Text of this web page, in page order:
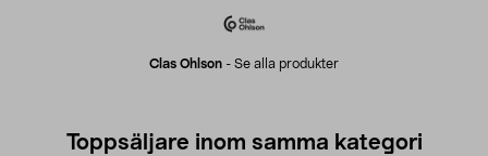
Clas Ohlson - Se alla produkter
Toppsäljare inom samma kategori